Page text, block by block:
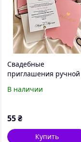
Свадебные
приглашения ручной
Стильное
свадьбу для гостей
Малиновые
В наличии
55₴
Купить